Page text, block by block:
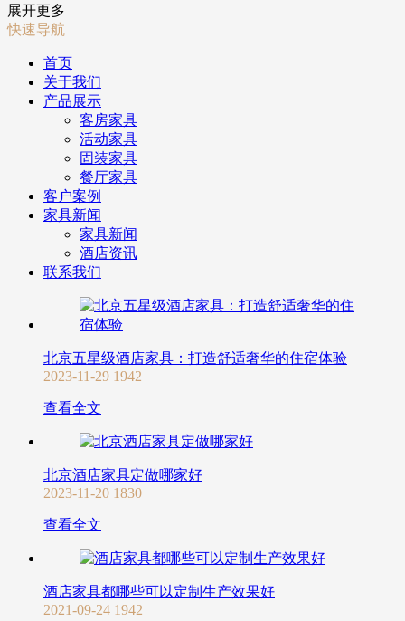
展开更多
快速导航
首页
关于我们
产品展示
客房家具
活动家具
固装家具
餐厅家具
客户案例
家具新闻
家具新闻
酒店资讯
联系我们
北京五星级酒店家具：打造舒适奢华的住宿体验
2023-11-29 1942
查看全文
北京酒店家具定做哪家好
2023-11-20 1830
查看全文
酒店家具都哪些可以定制生产效果好
2021-09-24 1942